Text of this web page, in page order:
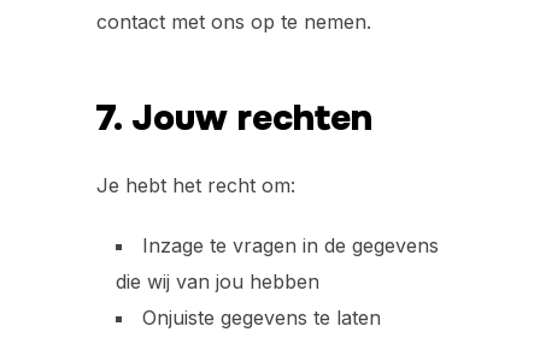
contact met ons op te nemen.
7. Jouw rechten
Je hebt het recht om:
Inzage te vragen in de gegevens
die wij van jou hebben
Onjuiste gegevens te laten